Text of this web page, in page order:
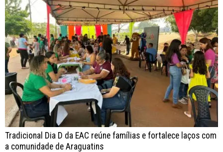
Tradicional Dia D da EAC reúne famílias e fortalece laços com
a comunidade de Araguatins